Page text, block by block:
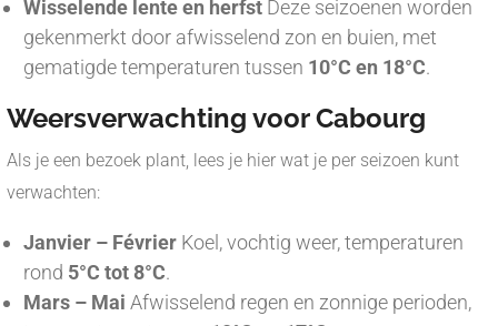
Wisselende lente en herfst Deze seizoenen worden
gekenmerkt door afwisselend zon en buien, met
gematigde temperaturen tussen 10°C en 18°C.
Weersverwachting voor Cabourg
Als je een bezoek plant, lees je hier wat je per seizoen kunt
verwachten:
Janvier – Février Koel, vochtig weer, temperaturen
rond 5°C tot 8°C.
Mars – Mai Afwisselend regen en zonnige perioden,